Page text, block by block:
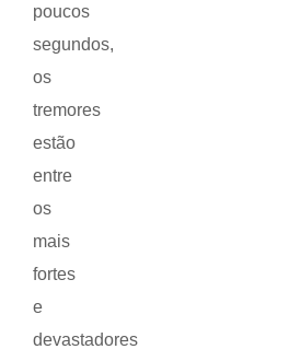
poucos
segundos,
os
tremores
estão
entre
os
mais
fortes
e
devastadores